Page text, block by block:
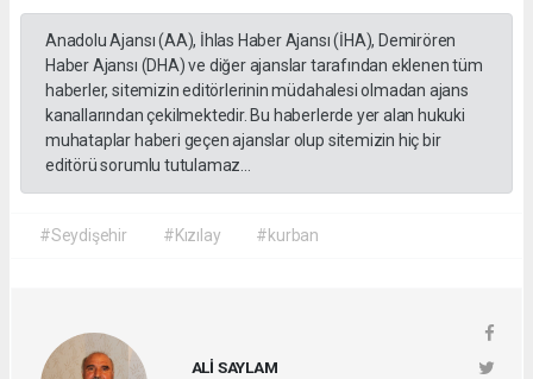
Anadolu Ajansı (AA), İhlas Haber Ajansı (İHA), Demirören
Haber Ajansı (DHA) ve diğer ajanslar tarafından eklenen tüm
haberler, sitemizin editörlerinin müdahalesi olmadan ajans
kanallarından çekilmektedir. Bu haberlerde yer alan hukuki
muhataplar haberi geçen ajanslar olup sitemizin hiç bir
editörü sorumlu tutulamaz...
#Seydişehir #Kızılay #kurban
ALİ SAYLAM